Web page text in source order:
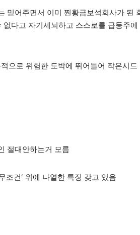
믿어주면서 이미 찐황금보석회사가 된
다고 자기세뇌하고 스스로를 급등주
으로 위험한 도박에 뛰어들어 작은시드
절대안하는거 모름
조건’ 위에 나열한 특징 갖고 있음